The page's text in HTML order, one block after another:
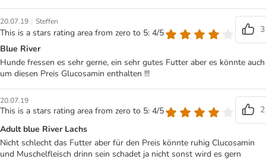
20.07.19 | Steffen
This is a stars rating area from zero to 5: 4/5
3
Blue River
Hunde fressen es sehr gerne, ein sehr gutes Futter aber es könnte auch
um diesen Preis Glucosamin enthalten !!!
20.07.19
This is a stars rating area from zero to 5: 4/5
2
Adult blue River Lachs
Nicht schlecht das Futter aber für den Preis könnte ruhig Clucosamin
und Muschelfleisch drinn sein schadet ja nicht sonst wird es gern